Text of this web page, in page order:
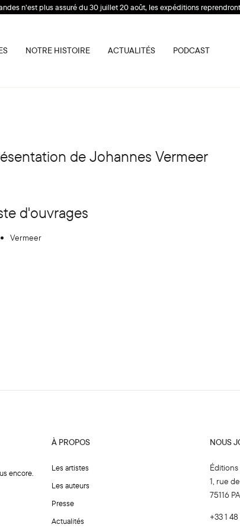
n’est plus assuré du 30 juillet 20 août, les expéditions
NOTRE HISTOIRE ACTUALITÉS PODCAST
de Johannes Vermeer
d'ouvrages
Vermeer
encore.
À PROPOS
Les artistes
Les auteurs
Presse
Actualités
NOUS
Éditions
1, rue
75116
+33 1